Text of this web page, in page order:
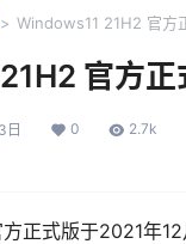
> Windows11 21H2 官方
官方
日 0 2.7k
正式版于2021年